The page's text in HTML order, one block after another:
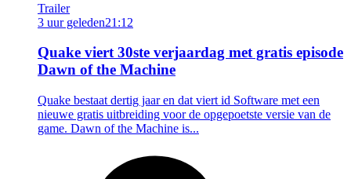
Trailer
3 uur geleden21:12
Quake viert 30ste verjaardag met gratis episode
Dawn of the Machine
Quake bestaat dertig jaar en dat viert id Software met een
nieuwe gratis uitbreiding voor de opgepoetste versie van de
game. Dawn of the Machine is...